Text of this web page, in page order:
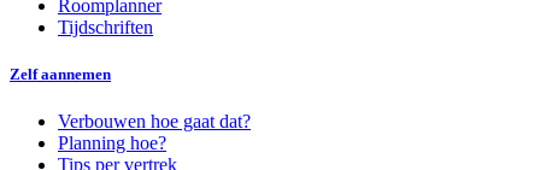
Roomplanner
Tijdschriften
Zelf aannemen
Verbouwen hoe gaat dat?
Planning hoe?
Tips per vertrek